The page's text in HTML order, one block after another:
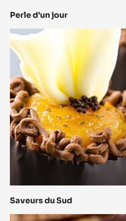
Perle d'un jour
Saveurs du Sud
Saveurs
du
Sud